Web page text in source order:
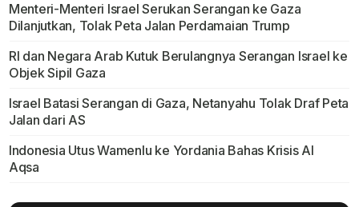
Menteri-Menteri Israel Serukan Serangan ke Gaza
Dilanjutkan, Tolak Peta Jalan Perdamaian Trump
RI dan Negara Arab Kutuk Berulangnya Serangan Israel ke
Objek Sipil Gaza
Israel Batasi Serangan di Gaza, Netanyahu Tolak Draf Peta
Jalan dari AS
Indonesia Utus Wamenlu ke Yordania Bahas Krisis Al
Aqsa